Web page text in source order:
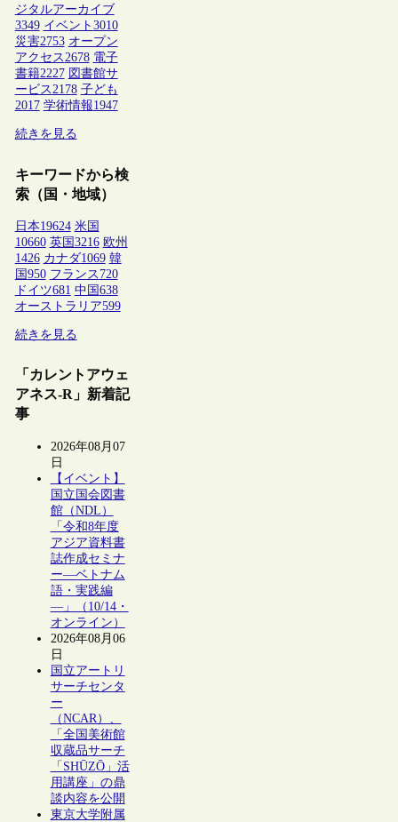
ジタルアーカイブ
3349 イベント 3010
災害2753 オープン
アクセス2678 電子
書籍2227 図書館サ
ービス2178 子ども
2017 学術情報1947
続きを見る
キーワードから検
索（国・地域）
日本19624 米国
10660 英国 3216 欧州
1426 カナダ1069 韓
国 950 フランス 720
ドイツ681 中国 638
オーストラリア599
続きを見る
「カレントアウェ
アネス-R」新着記
事
2026年08月07
日
【イベント】
国立国会図書
館（NDL）
「令和8年度
アジア資料書
誌作成セミナ
ー―ベトナム
語・実践編
―」（10/14・
オンライン）
2026年08月06
日
国立アートリ
サーチセンタ
ー
（NCAR）、
「全国美術館
収蔵品サーチ
「SHŪZŌ」活
用講座」の鼎
談内容を公開
東京大学附属